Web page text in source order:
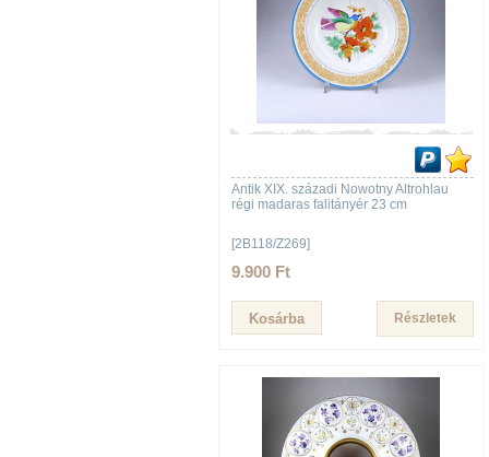
Antik XIX. századi Nowotny Altrohlau
régi madaras falitányér 23 cm
[2B118/Z269]
9.900 Ft
Részletek